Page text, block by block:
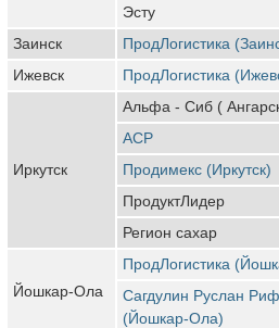
Эсту
Заинск
ПродЛогистика
Ижевск
ПродЛогистика
Иркутск
Альфа - Сиб (
АСР
Продимекс (Иркутск)
ПродуктЛидер
Регион сахар
Йошкар-Ола
ПродЛогистика
Сагдулин Руслан
(Йошкар-Ола)